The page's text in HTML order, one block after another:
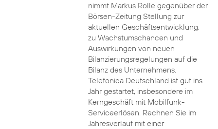
nimmt Markus Rolle gegenüber der
Börsen-Zeitung Stellung zur
aktuellen Geschäftsentwicklung,
zu Wachstumschancen und
Auswirkungen von neuen
Bilanzierungsregelungen auf die
Bilanz des Unternehmens.
Telefonica Deutschland ist gut ins
Jahr gestartet, insbesondere im
Kerngeschäft mit Mobilfunk-
Serviceerlösen. Rechnen Sie im
Jahresverlauf mit einer